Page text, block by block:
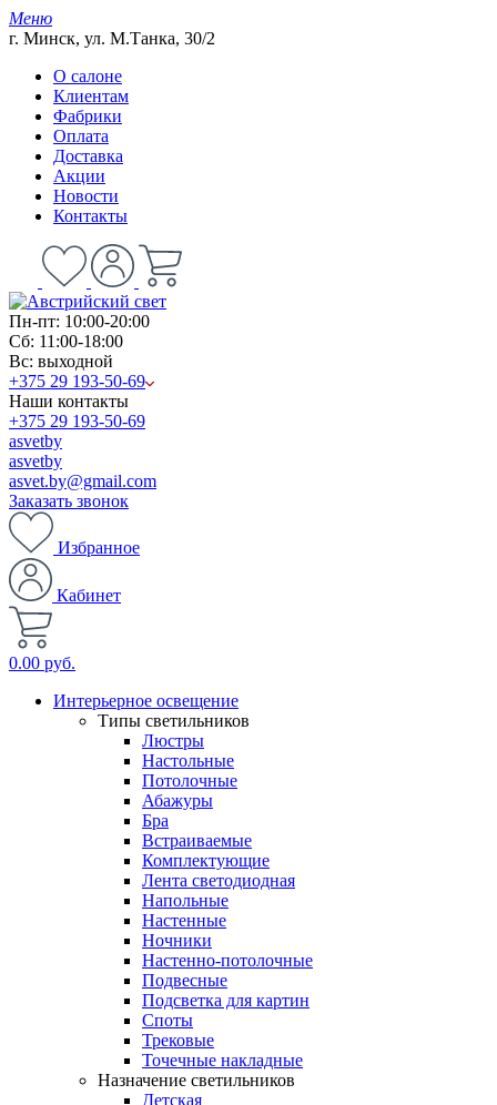
Меню
г. Минск, ул. М.Танка, 30/2
О салоне
Клиентам
Фабрики
Оплата
Доставка
Акции
Новости
Контакты
Пн-пт: 10:00-20:00
Сб: 11:00-18:00
Вс: выходной
+375 29 193-50-69
Наши контакты
+375 29 193-50-69
asvetby
asvetby
asvet.by@gmail.com
Заказать звонок
Избранное
Кабинет
0.00 руб.
Интерьерное освещение
Типы светильников
Люстры
Настольные
Потолочные
Абажуры
Бра
Встраиваемые
Комплектующие
Лента светодиодная
Напольные
Настенные
Ночники
Настенно-потолочные
Подвесные
Подсветка для картин
Споты
Трековые
Точечные накладные
Назначение светильников
Детская